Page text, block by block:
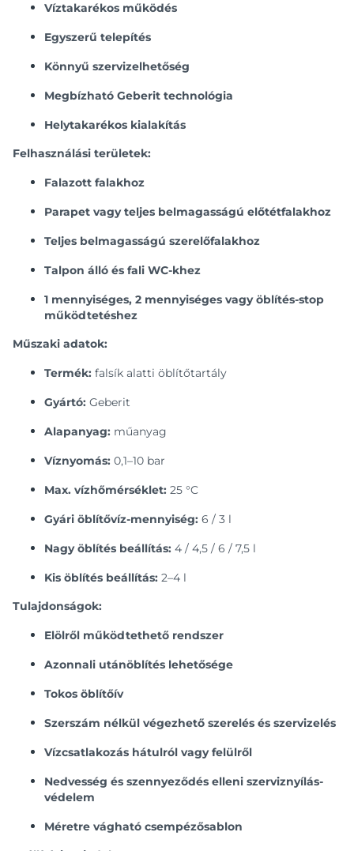
Víztakarékos működés
Egyszerű telepítés
Könnyű szervizelhetőség
Megbízható Geberit technológia
Helytakarékos kialakítás
Felhasználási területek:
Falazott falakhoz
Parapet vagy teljes belmagasságú előtétfalakhoz
Teljes belmagasságú szerelőfalakhoz
Talpon álló és fali WC-khez
1 mennyiséges, 2 mennyiséges vagy öblítés-stop
működtetéshez
Műszaki adatok:
Termék: falsík alatti öblítőtartály
Gyártó: Geberit
Alapanyag: műanyag
Víznyomás: 0,1–10 bar
Max. vízhőmérséklet: 25 °C
Gyári öblítővíz-mennyiség: 6 / 3 l
Nagy öblítés beállítás: 4 / 4,5 / 6 / 7,5 l
Kis öblítés beállítás: 2–4 l
Tulajdonságok:
Elölről működtethető rendszer
Azonnali utánöblítés lehetősége
Tokos öblítőív
Szerszám nélkül végezhető szerelés és szervizelés
Vízcsatlakozás hátulról vagy felülről
Nedvesség és szennyeződés elleni szerviznyílás-
védelem
Méretre vágható csempézősablon